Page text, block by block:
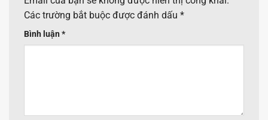
Các trường bắt buộc được đánh dấu *
Bình luận *